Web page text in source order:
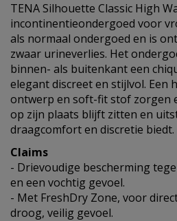
TENA Silhouette Classic High
incontinentieondergoed voor
als normaal ondergoed en is
zwaar urineverlies. Het
binnen- als buitenkant een
elegant discreet en stijlvol. Een
ontwerp en soft-fit stof zorgen
op zijn plaats blijft zitten en
draagcomfort en discretie biedt.
Claims
- Drievoudige bescherming
en een vochtig gevoel.
- Met FreshDry Zone, voor
droog, veilig gevoel.